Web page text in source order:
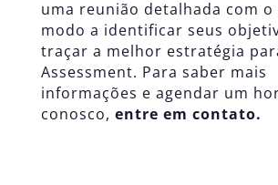
uma reunião detalhada com
modo a identificar seus
traçar a melhor estratégia
Assessment. Para saber mais
informações e agendar um
conosco, entre em contato.